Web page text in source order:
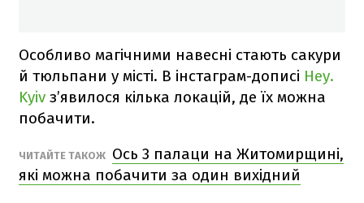
Особливо магічними навесні стають сакури
й тюльпани у місті. В інстаграм-дописі Hey.
Kyiv з’явилося кілька локацій, де їх можна
побачити.
ЧИТАЙТЕ ТАКОЖ Ось 3 палаци на Житомирщині,
які можна побачити за один вихідний